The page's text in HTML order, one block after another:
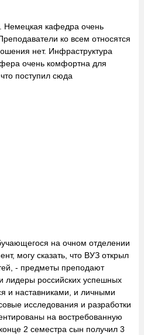
Немецкая кафедра очень
ко всем относятся
нет. Инфраструктура
очень комфортна для
поступил сюда
на очном отделении
могу сказать, что ВУЗ открыл
- предметы преподают
лидеры российских успешных
и наставниками, и личными
исследования и разработки
на востребованную
2 семестра сын получил 3